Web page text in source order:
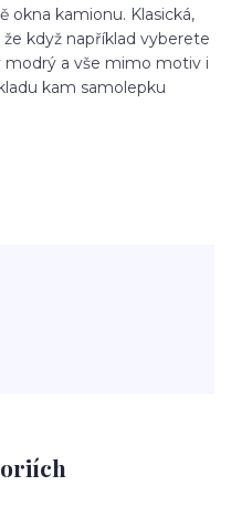
okna kamionu. Klasická,
když například vyberete
a vše mimo motiv i
kam samolepku